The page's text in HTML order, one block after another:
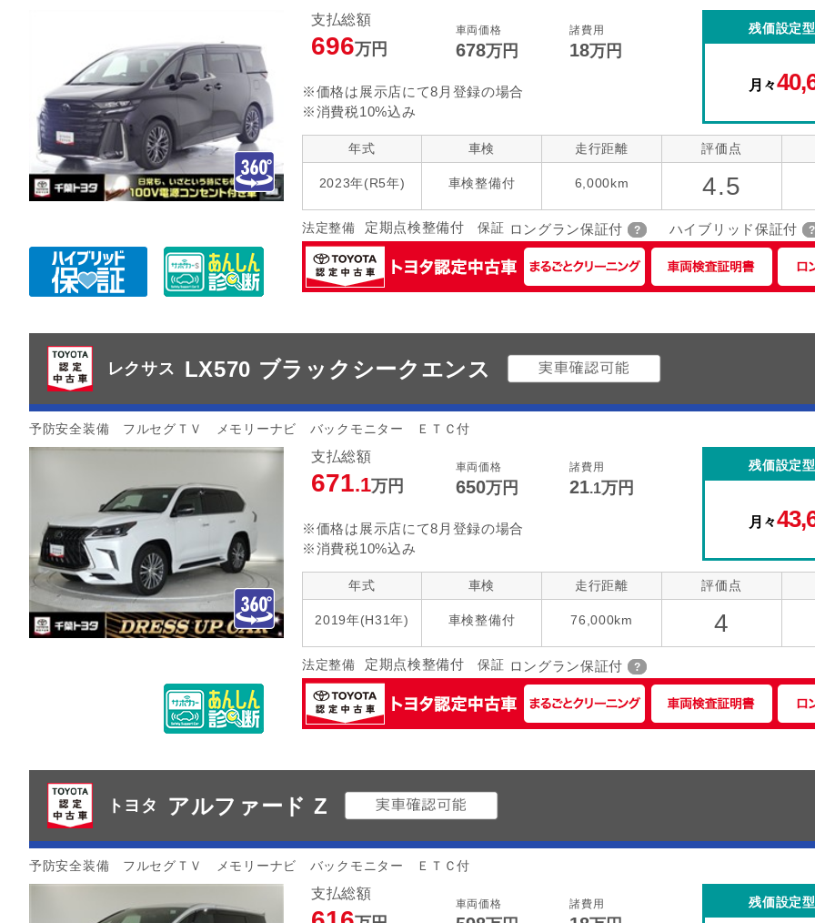
支払総額
696万円
車両価格
678万円
諸費用
18万円
※価格は展示店にて8月登録の場合
※消費税10%込み
残価設定
月々
年式
2023年(R5年)
車検
車検整備付
走行距離
6,000km
評価点
4.5
法定整備 定期点検整備付 保証 ロングラン保証付 ハイブリッド保証付
レクサス LX570 ブラックシークエンス
予防安全装備 フルセグＴＶ メモリーナビ バックモニター ＥＴＣ付
支払総額
671.1万円
車両価格
650万円
諸費用
21.1万円
※価格は展示店にて8月登録の場合
※消費税10%込み
残価設定
月々
年式
2019年(H31年)
車検
車検整備付
走行距離
76,000km
評価点
4
法定整備 定期点検整備付 保証 ロングラン保証付
トヨタ アルファード Z
予防安全装備 フルセグＴＶ メモリーナビ バックモニター ＥＴＣ付
支払総額
車両価格 諸費用 残価設定